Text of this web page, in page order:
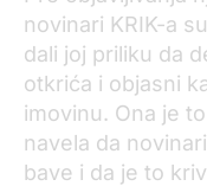
novinari KRIK-a
dali joj priliku da
otkrića i objasni
imovinu. Ona je
navela da
bave i da je to